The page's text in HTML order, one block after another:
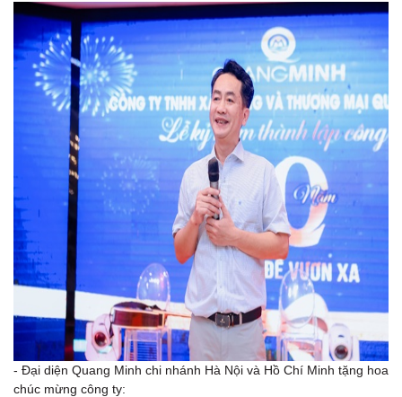
- Đại diện Quang Minh chi nhánh Hà Nội và Hồ Chí Minh tặng hoa
chúc mừng công ty: